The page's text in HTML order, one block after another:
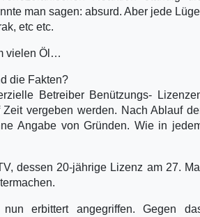
man sagen: absurd. Aber jede
etc etc.
vielen Öl…
die Fakten?
Betreiber Benützungs-
vergeben werden. Nach Ablauf
Angabe von Gründen. Wie in
dessen 20-jährige Lizenz am 27.
erbittert angegriffen. Gegen